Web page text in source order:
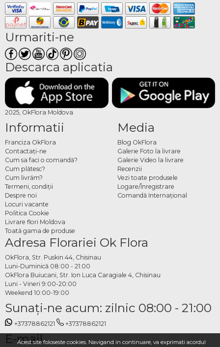
Acest site foloseste cookies. Navigand in continuare, va exprimati acordul
Urmariti-ne
Descarca aplicatia
2025, OkFlora Moldova
Informatii
Franciza OkFlora
Contactaţi-ne
Cum sa faci o comandă?
Cum plătesc?
Cum livrăm?
Termeni, condiţii
Despre noi
Locuri vacante
Politica Cookie
Livrare flori Moldova
Toată gama de produse
Media
Blog OkFlora
Galerie Foto la livrare
Galerie Video la livrare
Recenzii
Vezi toate produsele
Logare/Înregistrare
Comandă Internațional
Adresa Florariei Ok Flora
OkFlora, Str. Puskin 44, Chisinau
Luni-Duminică 08:00 - 21:00
OkFlora Buiucani, Str. Ion Luca Caragiale 4, Chisinau
Luni - Vineri 9:00-20:00
Weekend 10:00-19:00
Sunaţi-ne acum: zilnic 08:00 - 21:00
+37378862121 +37378862121
E-mail